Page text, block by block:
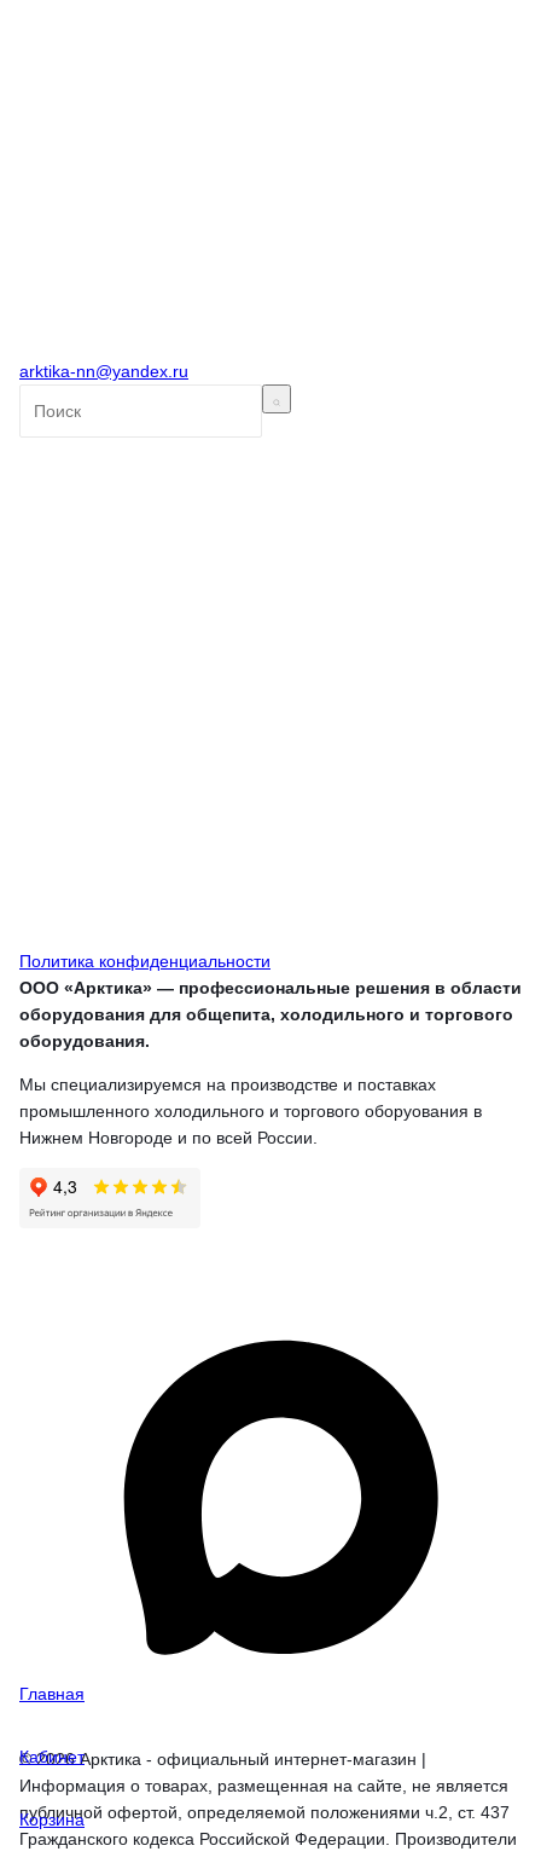
arktika-nn@yandex.ru
Политика конфиденциальности
ООО «Арктика» — профессиональные решения в области
оборудования для общепита, холодильного и торгового
оборудования.
Мы специализируемся на производстве и поставках
промышленного холодильного и торгового оборуования в
Нижнем Новгороде и по всей России.
© 2026 Арктика - официальный интернет-магазин |
Информация о товарах, размещенная на сайте, не является
публичной офертой, определяемой положениями ч.2, ст. 437
Гражданского кодекса Российской Федерации. Производители
Главная
Кабинет
Корзина